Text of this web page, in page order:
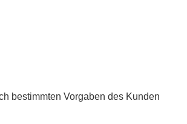
bestimmten Vorgaben des Kunden